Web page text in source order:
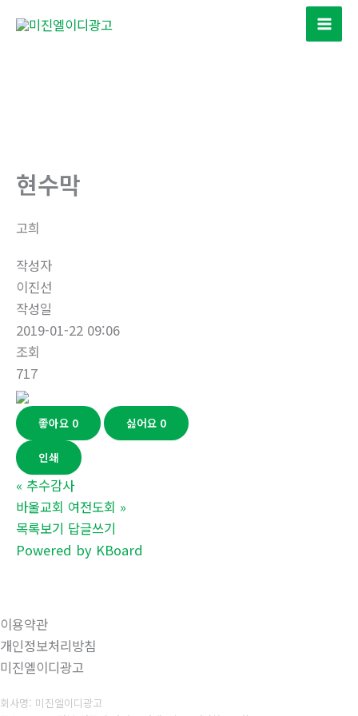
현수막
고희
작성자
이진선
작성일
2019-01-22 09:06
조회
717
좋아요 0 싫어요 0
인쇄
« 추수감사
바울교회 여전도회 »
목록보기 답글쓰기
Powered by KBoard
이용약관
개인정보처리방침
미진엘이디광고
회사명: 미진엘이디광고